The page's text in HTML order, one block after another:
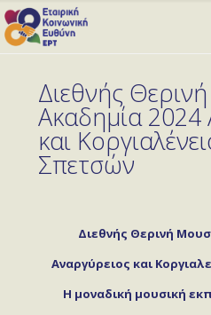
Διεθνής
Ακαδημία 2024
και
Σπετσών
Διεθνής Θερινή
Αναργύρειος και
Η μοναδική μουσική